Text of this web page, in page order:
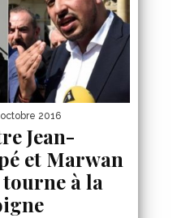
octobre 2016
Jean-
et Marwan
à la